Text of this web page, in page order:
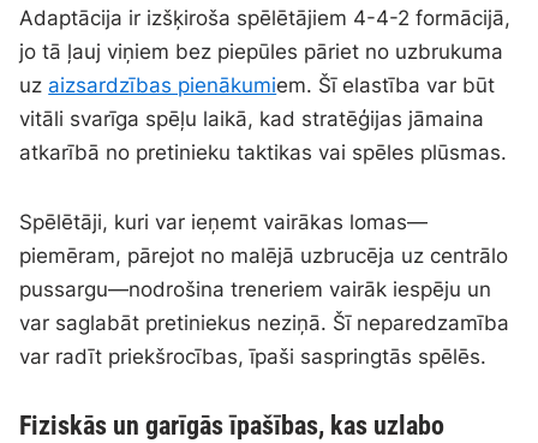
Adaptācija ir izšķiroša spēlētājiem 4-4-2 formācijā,
jo tā ļauj viņiem bez piepūles pāriet no uzbrukuma
uz aizsardzības pienākumiem. Šī elastība var būt
vitāli svarīga spēļu laikā, kad stratēģijas jāmaina
atkarībā no pretinieku taktikas vai spēles plūsmas.
Spēlētāji, kuri var ieņemt vairākas lomas—
piemēram, pārejot no malējā uzbrucēja uz centrālo
pussargu—nodrošina treneriem vairāk iespēju un
var saglabāt pretiniekus neziņā. Šī neparedzamība
var radīt priekšrocības, īpaši saspringtās spēlēs.
Fiziskās un garīgās īpašības, kas uzlabo